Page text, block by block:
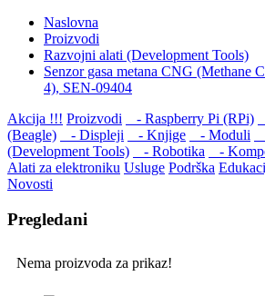
Naslovna
Proizvodi
Razvojni alati (Development Tools)
Senzor gasa metana CNG (Methane
4), SEN-09404
Akcija !!! Proizvodi - Raspberry Pi (RPi)
(Beagle)
- Displеji - Knjige - Moduli
(Development Tools)
- Robotika -
Alati za elektroniku Usluge Podrška
Novosti
Pregledani
Nema proizvoda za prikaz!